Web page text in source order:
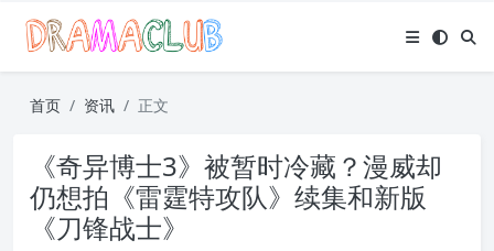
首页 资讯 正文
《奇异博士3》被暂时冷藏？漫威却
仍想拍《雷霆特攻队》续集和新版
《刀锋战士》